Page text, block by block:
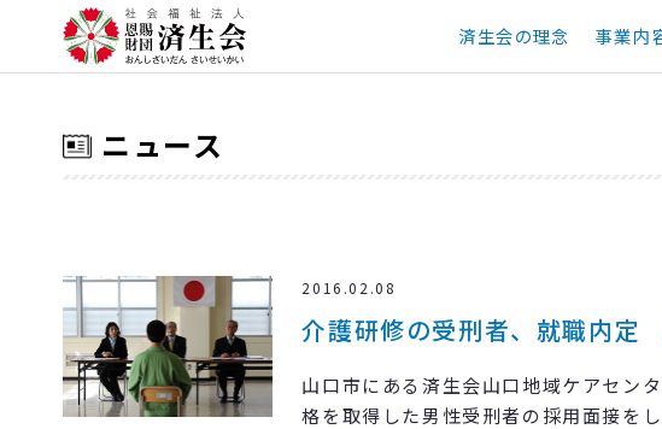
済生会の理念 事業内
ニュース
2016.02.08
介護研修の受刑者、就職内定
山口市にある済生会山口地域ケアセン
格を取得した男性受刑者の採用面接を